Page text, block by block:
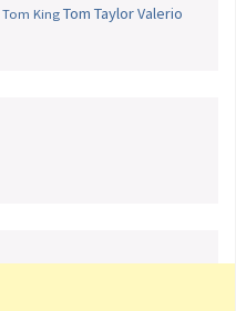
Tom King Tom TaylorValerio